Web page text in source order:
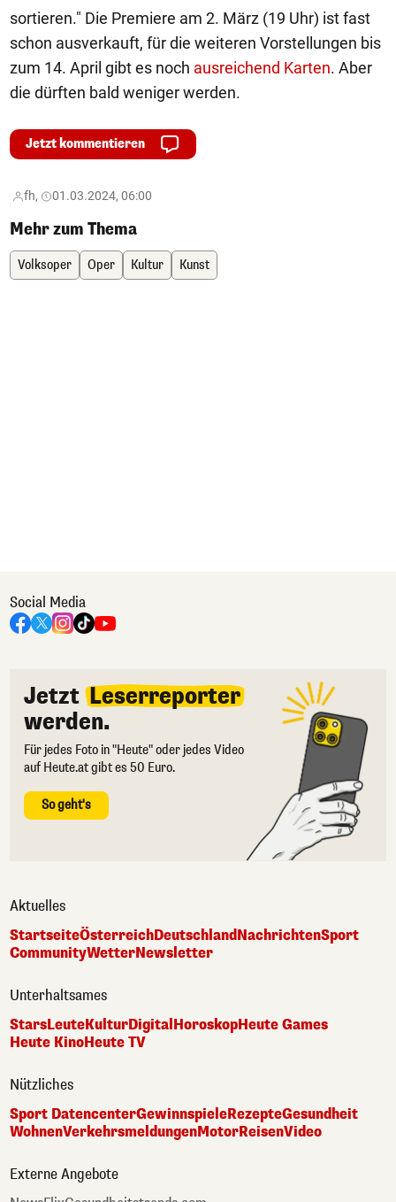
sortieren." Die Premiere am 2. März (19 Uhr) ist fast
schon ausverkauft, für die weiteren Vorstellungen bis
zum 14. April gibt es noch ausreichend Karten. Aber
die dürften bald weniger werden.
Jetzt kommentieren
fh, 01.03.2024, 06:00
Mehr zum Thema
Volksoper Oper Kultur Kunst
Social Media
Jetzt Leserreporter
werden.
Für jedes Foto in "Heute" oder jedes Video
auf Heute.at gibt es 50 Euro.
So geht's
Aktuelles
StartseiteÖsterreichDeutschlandNachrichtenSport
CommunityWetterNewsletter
Unterhaltsames
StarsLeuteKulturDigitalHoroskopHeute Games
Heute KinoHeute TV
Nützliches
Sport DatencenterGewinnspieleRezepteGesundheit
WohnenVerkehrsmeldungenMotorReisenVideo
Externe Angebote